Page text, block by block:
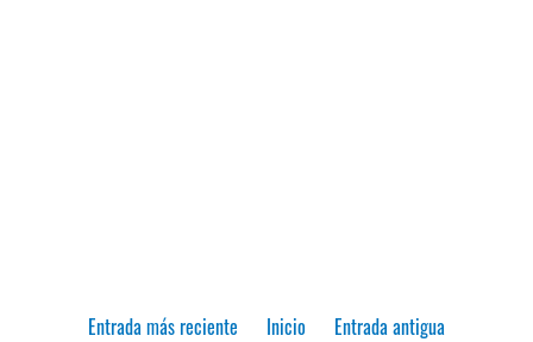
Entrada más reciente Entrada antigua
Inicio